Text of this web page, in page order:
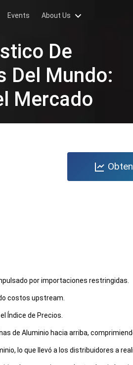
Events About Us
De
Del Mundo:
Mercado
por importaciones restringidas.
costos upstream.
Índice de Precios.
de Aluminio hacia arriba,
lo que llevó a los distribuidores a